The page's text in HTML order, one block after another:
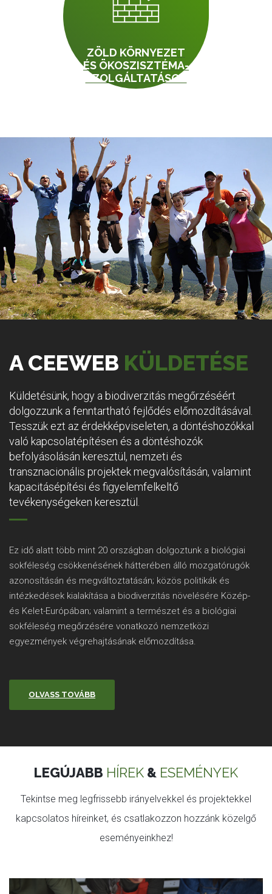
ZÖLD KÖRNYEZET
ÉS ÖKOSZISZTÉMA-
SZOLGÁLTATÁSOK
A CEEWEB KÜLDETÉSE
Küldetésünk, hogy a biodiverzitás megőrzéséért
dolgozzunk a fenntartható fejlődés előmozdításával.
Tesszük ezt az érdekképviseleten, a döntéshozókkal
való kapcsolatépítésen és a döntéshozók
befolyásolásán keresztül, nemzeti és
transznacionális projektek megvalósításán, valamint
kapacitásépítési és figyelemfelkeltő
tevékenységeken keresztül.
Ez idő alatt több mint 20 országban dolgoztunk a biológiai
sokféleség csökkenésének hátterében álló mozgatórugók
azonosításán és megváltoztatásán; közös politikák és
intézkedések kialakítása a biodiverzitás növelésére Közép-
és Kelet-Európában; valamint a természet és a biológiai
sokféleség megőrzésére vonatkozó nemzetközi
egyezmények végrehajtásának előmozdítása.
OLVASS TOVÁBB
LEGÚJABB HÍREK & ESEMÉNYEK
Tekintse meg legfrissebb irányelvekkel és projektekkel
kapcsolatos híreinket, és csatlakozzon hozzánk közelgő
eseményeinkhez!